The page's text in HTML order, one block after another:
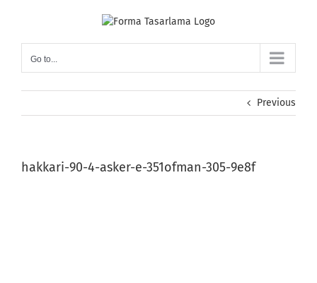
Go to...
Previous
hakkari-90-4-asker-e-351ofman-305-9e8f